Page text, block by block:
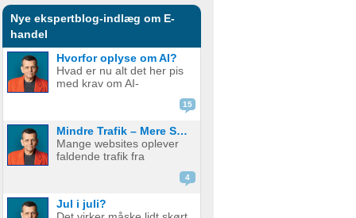
Nye ekspertblog-indlæg om E-
handel
Hvorfor oplyse om AI?
Hvad er nu alt det her pis
med krav om AI-
have det. Spotify vil have
hopper også med på
vognen. Men… hvorfor
egentlig? OK, boomer –
15
Mindre Trafik – Mere Salg
Mange websites oplever
faldende trafik fra
Google. Nogle mistænker
de bare ikke ranker så
4
Jul i juli?